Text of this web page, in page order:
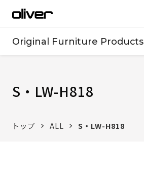
Original Furniture Products
S・LW-H818
トップ ALL S・LW-H818